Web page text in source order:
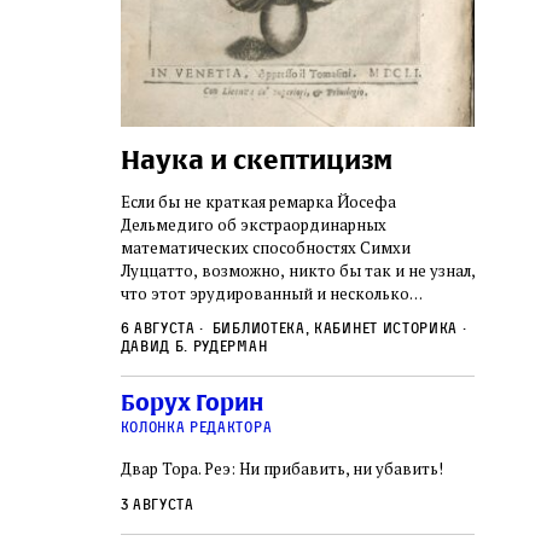
ко всей
иврит,
смысл и
Перед нами
человек,
возмущение
Наука и скептицизм
Если бы не краткая ремарка Йосефа
Дельмедиго об экстраординарных
математических способностях Симхи
Луццатто, возможно, никто бы так и не узнал,
что этот эрудированный и несколько
какое‑то отношение к научной деятельности.
из раввинов Венеции
6 августа
Библиотека, кабинет историка
Давид Б. Рудерман
Борух Горин
колонка редактора
Двар Тора. Реэ: Ни прибавить, ни убавить!
3 августа